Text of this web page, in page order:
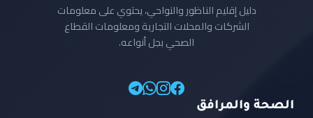
دليل إقليم الناظور والنواحي، يحتوي على معلومات
الشركات والمحلات التجارية ومعلومات القطاع
الصحي بجل أنواعه.
الصحة والمرافق